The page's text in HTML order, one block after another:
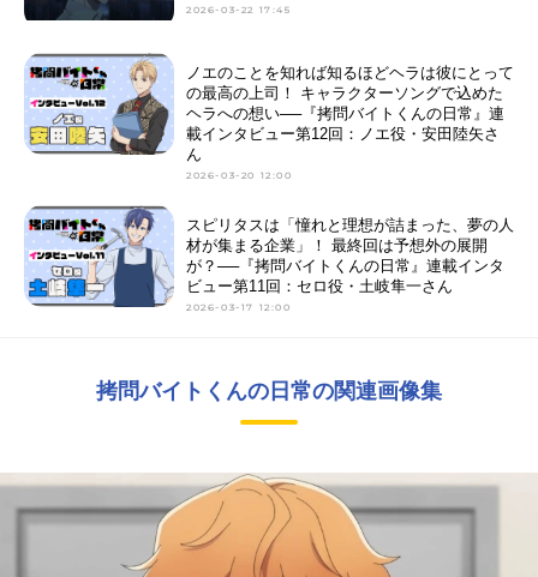
2026-03-22 17:45
ノエのことを知れば知るほどヘラは彼にとって
の最高の上司！ キャラクターソングで込めた
ヘラへの想い──『拷問バイトくんの日常』連
載インタビュー第12回：ノエ役・安田陸矢さ
ん
2026-03-20 12:00
スピリタスは「憧れと理想が詰まった、夢の人
材が集まる企業」！ 最終回は予想外の展開
が？──『拷問バイトくんの日常』連載インタ
ビュー第11回：セロ役・土岐隼一さん
2026-03-17 12:00
拷問バイトくんの日常の関連画像集